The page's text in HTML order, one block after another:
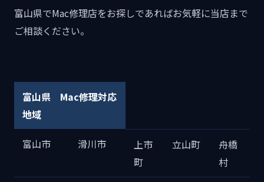
富山県でMac修理店をお探しであればお気軽に当店まで
ご相談ください。
富山県 Mac修理対応
地域
富山市 滑川市
上市
町
立山町
舟橋
村